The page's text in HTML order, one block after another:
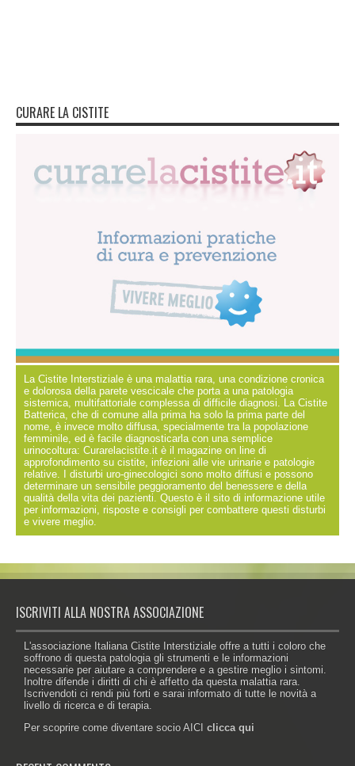
CURARE LA CISTITE
La Cistite Interstiziale è una malattia rara, una condizione cronica
e dolorosa della parete vescicale che porta a una patologia
sistemica, multifattoriale complessa di difficile diagnosi. La Cistite
Batterica, che di comune alla prima ha solo la prima parte del
nome, è invece molto diffusa, specialmente tra la popolazione
femminile, ed è facile diagnosticarla con una semplice
urinocoltura: Curarelacistite.it è il magazine on line di
approfondimento su cistite, infezioni alle vie urinarie e patologie
relative. I disturbi uro-ginecologici sono molto diffusi e possono
determinare un sensibile peggioramento del benessere e della
qualità della vita dei pazienti. Questo è il sito di informazione utile
per informazioni, risposte e consigli per combattere questi disturbi
e vivere meglio.
ISCRIVITI ALLA NOSTRA ASSOCIAZIONE
L'associazione Italiana Cistite Interstiziale offre a tutti i coloro che
soffrono di questa patologia gli strumenti e le informazioni
necessarie per aiutare a comprendere e a gestire meglio i sintomi.
Inoltre difende i diritti di chi è affetto da questa malattia rara.
Iscrivendoti ci rendi più forti e sarai informato di tutte le novità a
livello di ricerca e di terapia.
Per scoprire come diventare socio AICI clicca qui